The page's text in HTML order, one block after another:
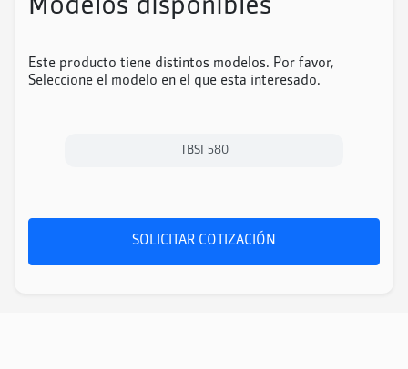
Modelos disponibles
Este producto tiene distintos modelos. Por favor,
Seleccione el modelo en el que esta interesado.
TBSI 580
SOLICITAR COTIZACIÓN